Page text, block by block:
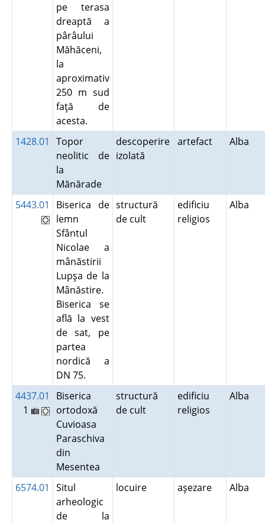
pe terasa
dreaptă a
pârâului
Măhăceni,
la
aproximativ
250 m sud
faţă de
acesta.
1428.01
Topor
neolitic de
la
Mănărade
descoperire
izolată
artefact Alba
5443.01
Biserica de
lemn
Sfântul
Nicolae a
mânăstirii
Lupşa de la
Mânăstire.
Biserica se
află la vest
de sat, pe
partea
nordică a
DN 75.
structură
de cult
edificiu
religios
Alba
4437.01
1
Biserica
ortodoxă
Cuvioasa
Paraschiva
din
Mesentea
structură
de cult
edificiu
religios
Alba
6574.01
Situl
arheologic
de la
locuire aşezare Alba